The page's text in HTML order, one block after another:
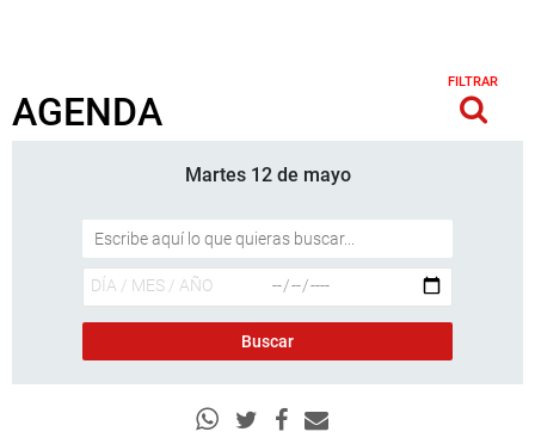
AGENDA
FILTRAR
Martes 12 de mayo